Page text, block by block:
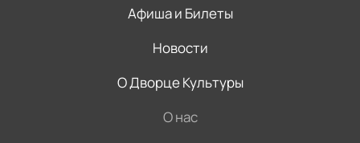
Афиша и Билеты
Новости
О Дворце Культуры
О нас